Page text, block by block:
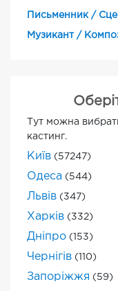
Письменник /
Музикант /
Тут можна
кастинг.
Київ (57247)
Одеса (544)
Львів (347)
Харків (332)
Дніпро (153)
Чернігів (110)
Запоріжжя (59)